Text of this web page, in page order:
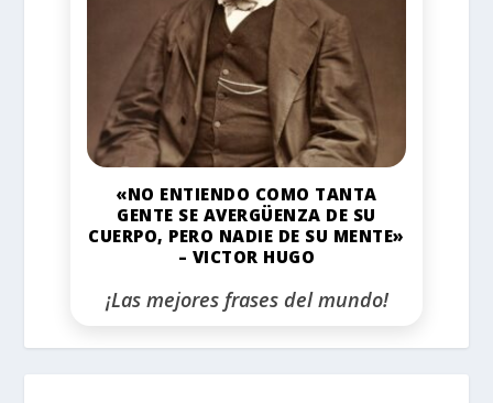
«NO ENTIENDO COMO TANTA
GENTE SE AVERGÜENZA DE SU
CUERPO, PERO NADIE DE SU MENTE»
– VICTOR HUGO
¡Las mejores frases del mundo!